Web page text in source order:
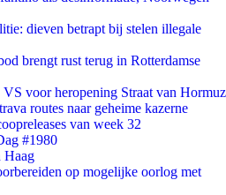
dieven betrapt bij stelen illegale
brengt rust terug in Rotterdamse
VS voor heropening Straat van Hormuz
routes naar geheime kazerne
van week 32
#1980
op mogelijke oorlog met